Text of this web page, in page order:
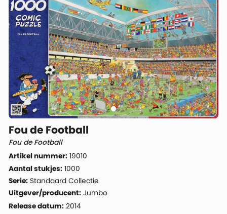
Fou de Football
Fou de Football
Artikel nummer: 19010
Aantal stukjes: 1000
Serie: Standaard Collectie
Uitgever/producent: Jumbo
Release datum: 2014